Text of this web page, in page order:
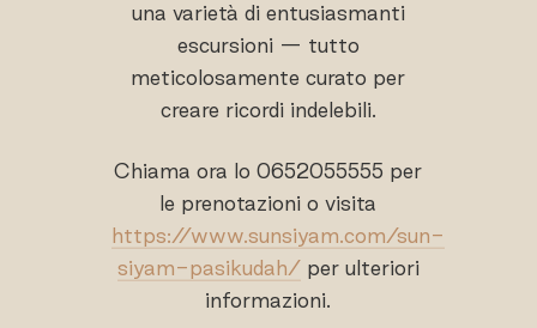
una varietà di entusiasmanti
escursioni — tutto
meticolosamente curato per
creare ricordi indelebili.
Chiama ora lo 0652055555 per
le prenotazioni o visita
https://www.sunsiyam.com/sun-
siyam-pasikudah/per ulteriori
informazioni.